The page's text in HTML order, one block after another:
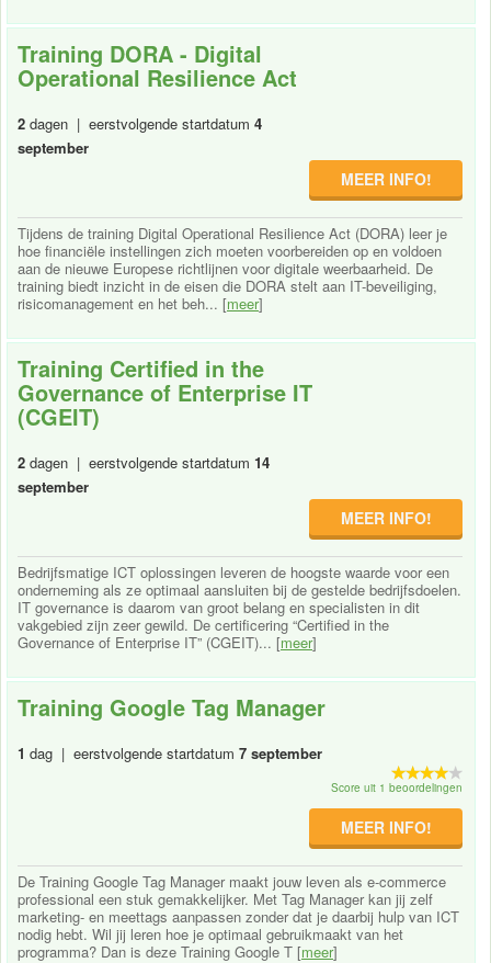
Training DORA - Digital
Operational Resilience Act
2 dagen | eerstvolgende startdatum 4
september
MEER INFO!
Tijdens de training Digital Operational Resilience Act (DORA) leer je
hoe financiële instellingen zich moeten voorbereiden op en voldoen
aan de nieuwe Europese richtlijnen voor digitale weerbaarheid. De
training biedt inzicht in de eisen die DORA stelt aan IT-beveiliging,
risicomanagement en het beh... [meer]
Training Certified in the
Governance of Enterprise IT
(CGEIT)
2 dagen | eerstvolgende startdatum 14
september
MEER INFO!
Bedrijfsmatige ICT oplossingen leveren de hoogste waarde voor een
onderneming als ze optimaal aansluiten bij de gestelde bedrijfsdoelen.
IT governance is daarom van groot belang en specialisten in dit
vakgebied zijn zeer gewild. De certificering “Certified in the
Governance of Enterprise IT” (CGEIT)... [meer]
Training Google Tag Manager
1 dag | eerstvolgende startdatum 7 september
Score uit 1 beoordelingen
MEER INFO!
De Training Google Tag Manager maakt jouw leven als e-commerce
professional een stuk gemakkelijker. Met Tag Manager kan jij zelf
marketing- en meettags aanpassen zonder dat je daarbij hulp van ICT
nodig hebt. Wil jij leren hoe je optimaal gebruikmaakt van het
programma? Dan is deze Training Google T [meer]